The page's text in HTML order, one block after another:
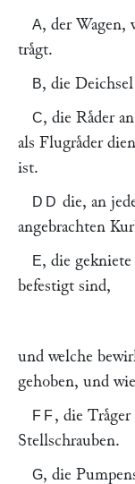
A, der Wagen,
traͤgt.
B, die
C, die Raͤder
als Flugraͤder
ist.
DD die, an
angebrachten
E, die
befestigt sind,
und welche
gehoben, und
FF, die
Stellschrauben.
G, die